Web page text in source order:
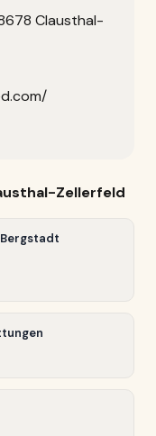
Clausthal-
Zellerfeld